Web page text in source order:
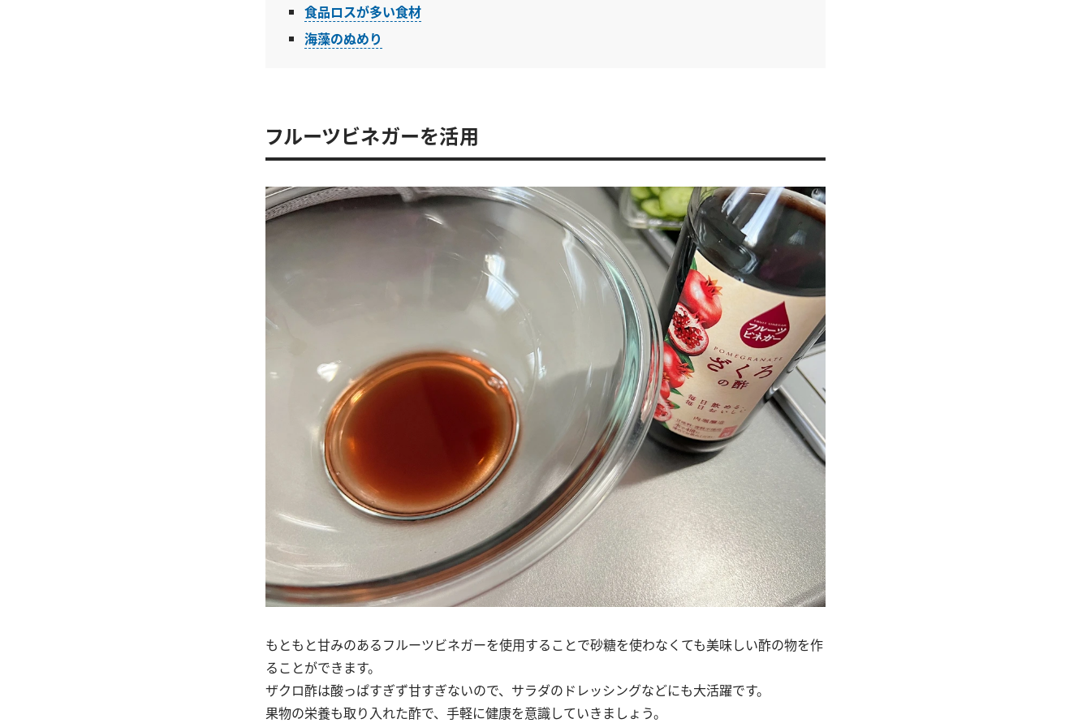
食品ロスが多い食材
海藻のぬめり
フルーツビネガーを活用
もともと甘みのあるフルーツビネガーを使用することで砂糖を使わなくても美味しい酢の物を作
ることができます。
ザクロ酢は酸っぱすぎず甘すぎないので、サラダのドレッシングなどにも大活躍です。
果物の栄養も取り入れた酢で、手軽に健康を意識していきましょう。